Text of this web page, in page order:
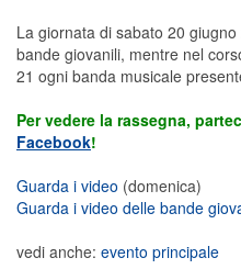
La giornata di sabato 20
bande giovanili, mentre nel
21 ogni banda musicale
Per vedere la rassegna,
Facebook!
Guarda i video (domenica)
Guarda i video delle bande
vedi anche: evento principale